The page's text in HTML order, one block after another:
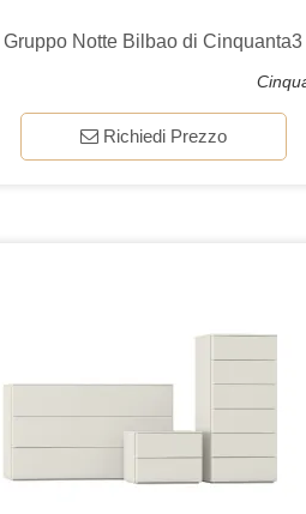
Gruppo Notte Bilbao di Cinquanta3
Richiedi Prezzo